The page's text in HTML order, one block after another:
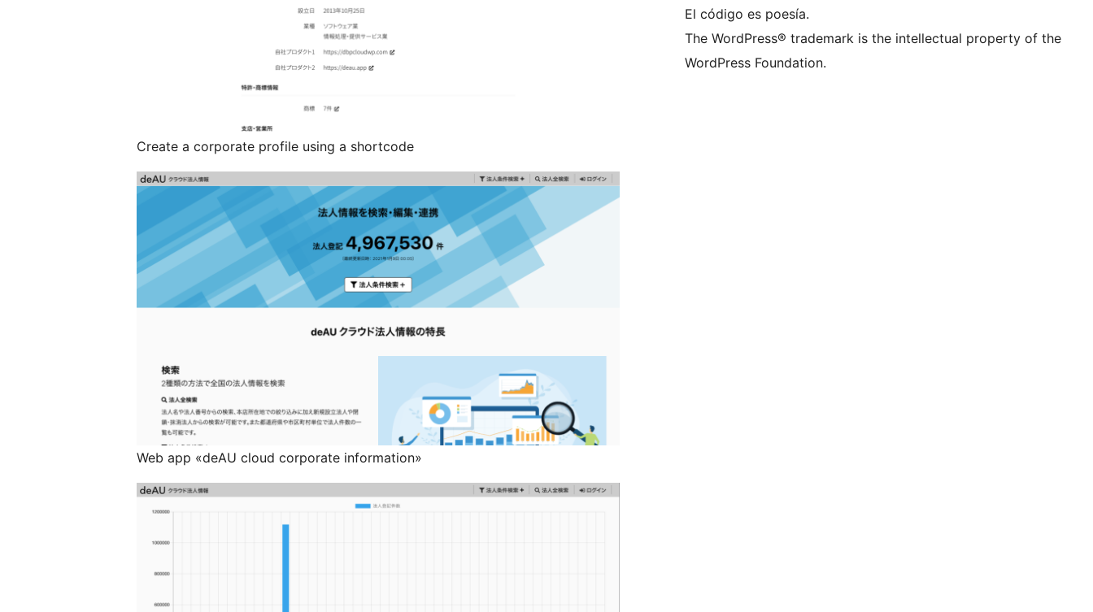
Create a corporate profile using a shortcode
Web app «deAU cloud corporate information»
El código es poesía.
The WordPress® trademark is the intellectual property of the
WordPress Foundation.